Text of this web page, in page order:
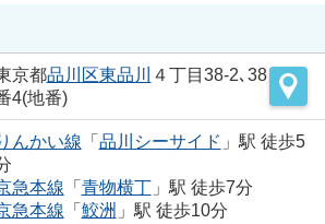
京都品川区東品川
４丁目38-2､38
4(地番)
んかい線 「 品川シーサイド 」駅 徒歩5
急本線 「 青物横丁」駅 徒歩7分
急本線 「 鮫洲 」駅 徒歩10分